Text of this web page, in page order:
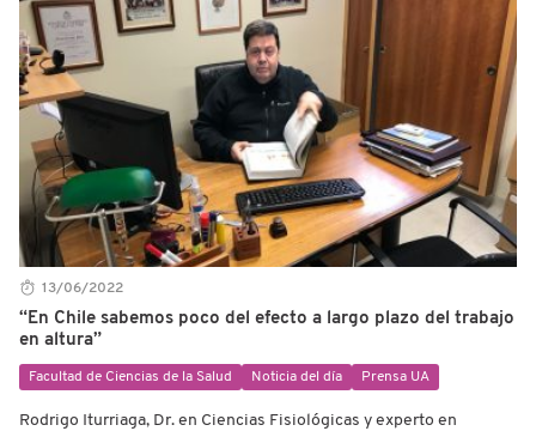
13/06/2022
“En Chile sabemos poco del efecto a largo plazo del trabajo
en altura”
Facultad de Ciencias de la Salud Noticia del día Prensa UA
Rodrigo Iturriaga, Dr. en Ciencias Fisiológicas y experto en